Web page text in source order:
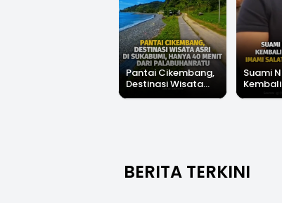
Pantai Cikembang,
Destinasi Wisata
Asri Di Sukabumi,
Suami
BERITA TERKINI